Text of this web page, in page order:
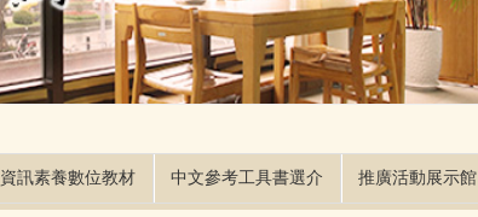
資訊素養數位教材 中文參考工具書選介 推廣活動展示館